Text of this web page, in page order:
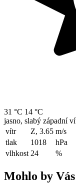
31 °C 14 °C
jasno, slabý západní
vítr
Z, 3.65 m/s
tlak
1018
hPa
vlhkost 24 %
Mohlo by